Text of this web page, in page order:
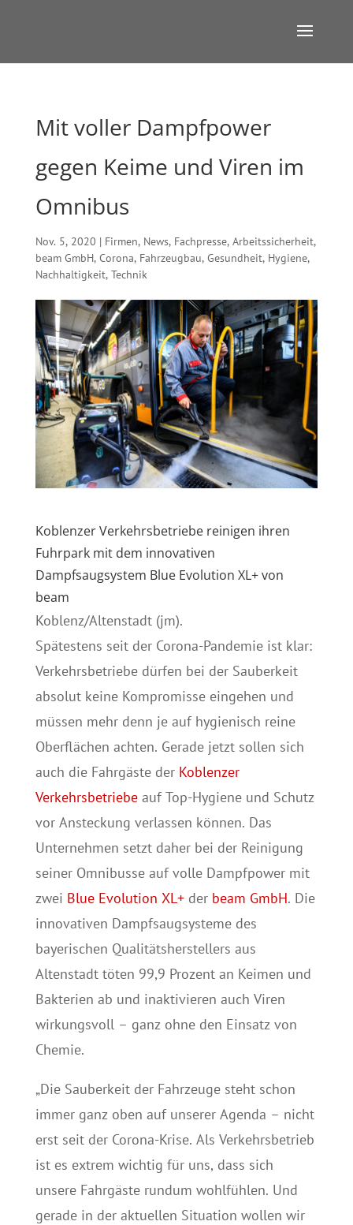
Mit voller Dampfpower
gegen Keime und Viren im
Omnibus
Nov. 5, 2020 | Firmen, News, Fachpresse, Arbeitssicherheit,
beam GmbH, Corona, Fahrzeugbau, Gesundheit, Hygiene,
Nachhaltigkeit, Technik
Koblenzer Verkehrsbetriebe reinigen ihren
Fuhrpark mit dem innovativen
Dampfsaugsystem Blue Evolution XL+ von
beam
Koblenz/Altenstadt (jm).
Spätestens seit der Corona-Pandemie ist klar:
Verkehrsbetriebe dürfen bei der Sauberkeit
absolut keine Kompromisse eingehen und
müssen mehr denn je auf hygienisch reine
Oberflächen achten. Gerade jetzt sollen sich
auch die Fahrgäste der Koblenzer
Verkehrsbetriebeauf Top-Hygiene und Schutz
vor Ansteckung verlassen können. Das
Unternehmen setzt daher bei der Reinigung
seiner Omnibusse auf volle Dampfpower mit
zwei Blue Evolution XL+der beam GmbH. Die
innovativen Dampfsaugsysteme des
bayerischen Qualitätsherstellers aus
Altenstadt töten 99,9 Prozent an Keimen und
Bakterien ab und inaktivieren auch Viren
wirkungsvoll – ganz ohne den Einsatz von
Chemie.
„Die Sauberkeit der Fahrzeuge steht schon
immer ganz oben auf unserer Agenda – nicht
erst seit der Corona-Krise. Als Verkehrsbetrieb
ist es extrem wichtig für uns, dass sich
unsere Fahrgäste rundum wohlfühlen. Und
gerade in der aktuellen Situation wollen wir